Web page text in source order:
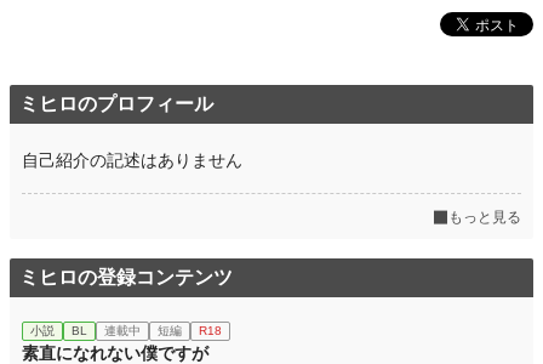
ミヒロのプロフィール
自己紹介の記述はありません
もっと見る
ミヒロの登録コンテンツ
小説 BL 連載中 短編 R18
素直になれない僕ですが